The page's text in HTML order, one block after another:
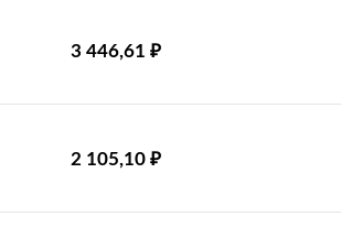
3 446,61 ₽
2 105,10 ₽